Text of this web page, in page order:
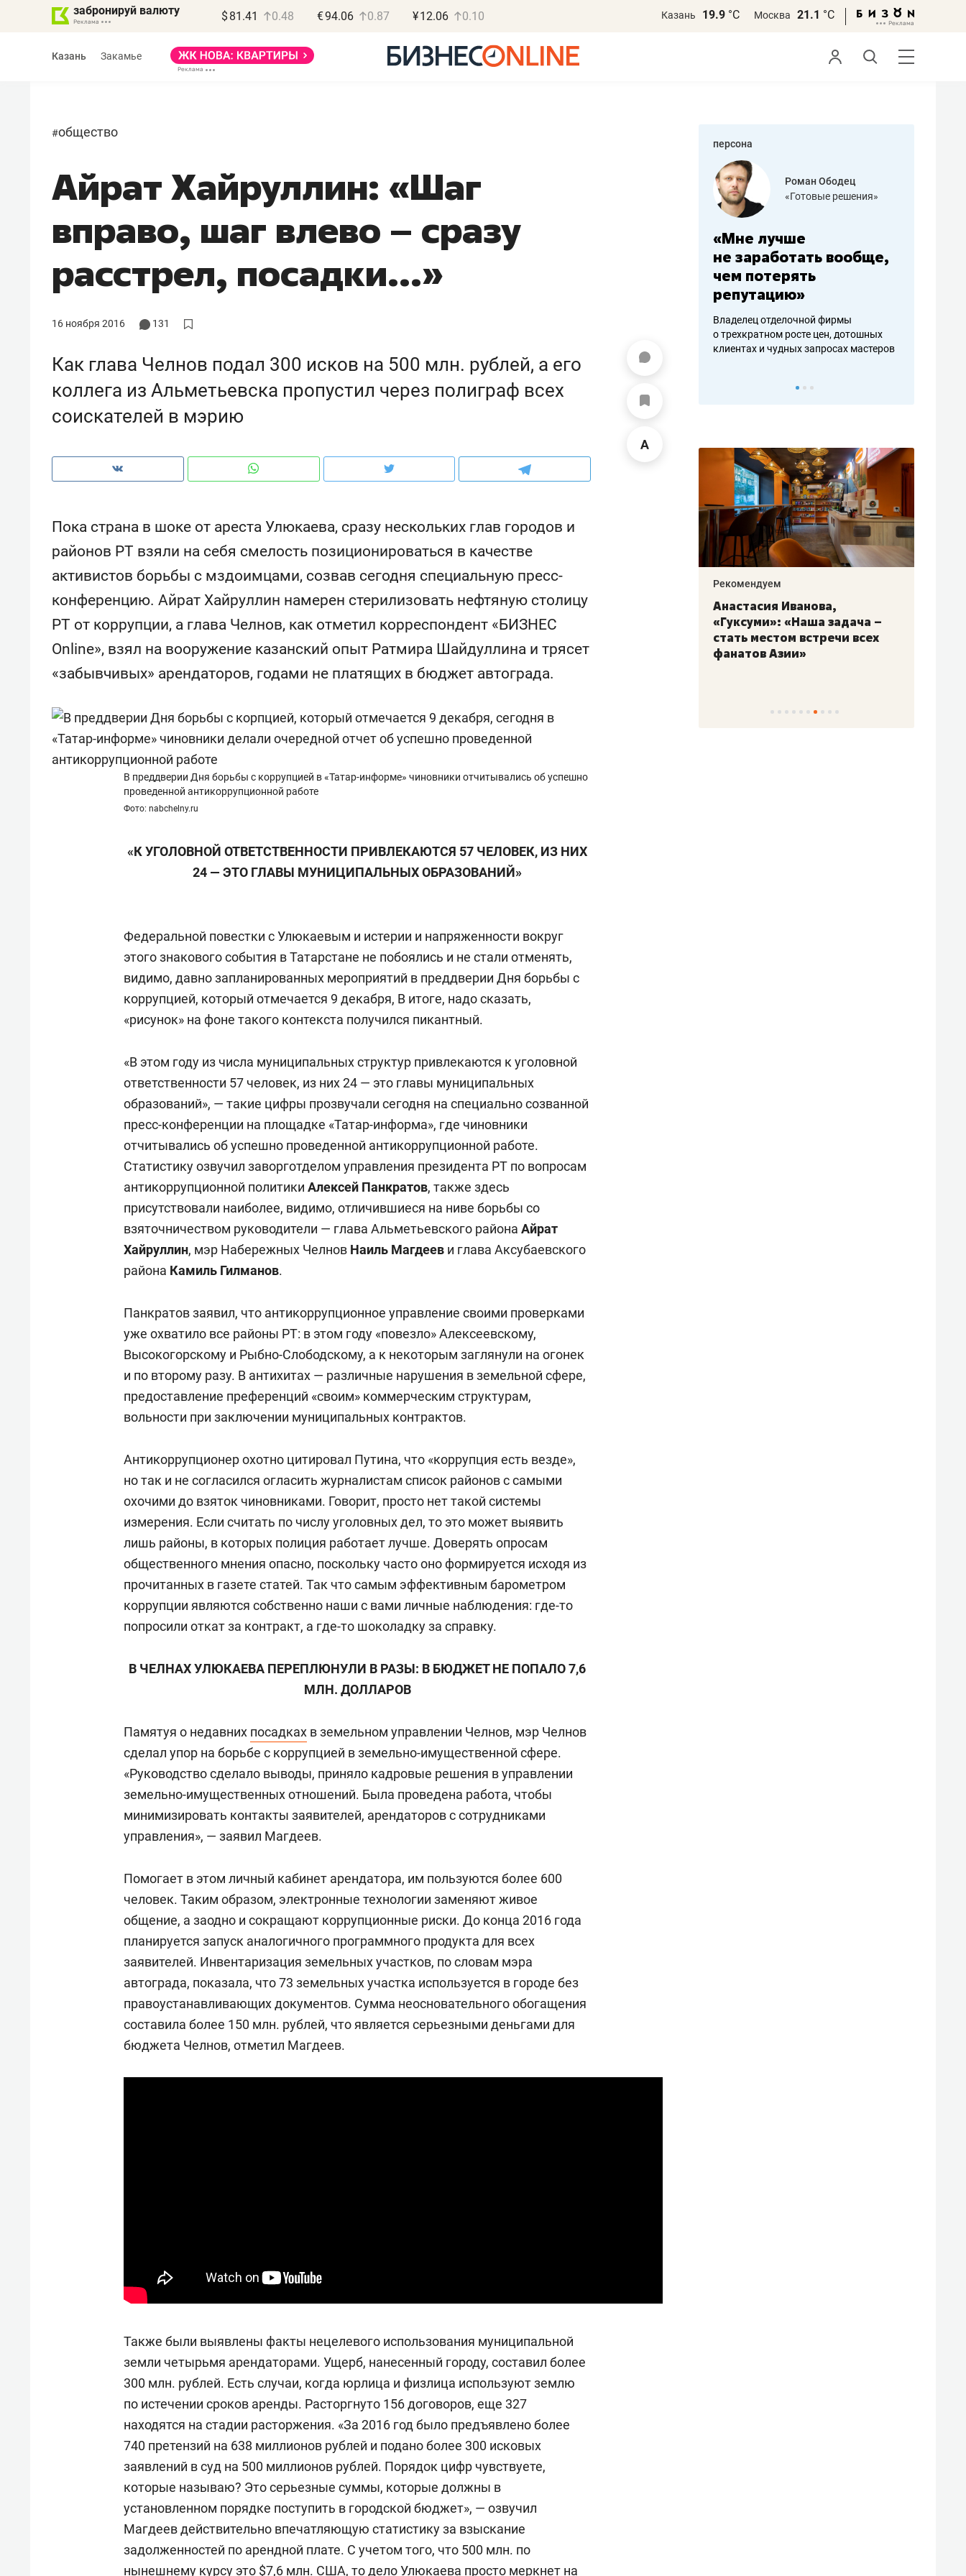
забронируй валюту $ 81.41 0.48 €94.06 0.87 ¥12.06 0.10 Казань 19.9 °С Москва 21.1 °С
Казань Закамье
#общество
Айрат Хайруллин: «Шаг
вправо, шаг влево – сразу
расстрел, посадки...»
16 ноября 2016 131
Как глава Челнов подал 300 исков на 500 млн. рублей, а его
коллега из Альметьевска пропустил через полиграф всех
соискателей в мэрию
Пока страна в шоке от ареста Улюкаева, сразу нескольких глав городов и
районов РТ взяли на себя смелость позиционироваться в качестве
активистов борьбы с мздоимцами, созвав сегодня специальную пресс-
конференцию. Айрат Хайруллин намерен стерилизовать нефтяную столицу
РТ от коррупции, а глава Челнов, как отметил корреспондент «БИЗНЕС
Online», взял на вооружение казанский опыт Ратмира Шайдуллина и трясет
«забывчивых» арендаторов, годами не платящих в бюджет автограда.
В преддверии Дня борьбы с коррупцией в «Татар-информе» чиновники отчитывались об успешно
проведенной антикоррупционной работе
Фото: nabchelny.ru
«К УГОЛОВНОЙ ОТВЕТСТВЕННОСТИ ПРИВЛЕКАЮТСЯ 57 ЧЕЛОВЕК, ИЗ НИХ
24 — ЭТО ГЛАВЫ МУНИЦИПАЛЬНЫХ ОБРАЗОВАНИЙ»
Федеральной повестки с Улюкаевым и истерии и напряженности вокруг
этого знакового события в Татарстане не побоялись и не стали отменять,
видимо, давно запланированных мероприятий в преддверии Дня борьбы с
коррупцией, который отмечается 9 декабря, В итоге, надо сказать,
«рисунок» на фоне такого контекста получился пикантный.
«В этом году из числа муниципальных структур привлекаются к уголовной
ответственности 57 человек, из них 24 — это главы муниципальных
образований», — такие цифры прозвучали сегодня на специально созванной
пресс-конференции на площадке «Татар-информа», где чиновники
отчитывались об успешно проведенной антикоррупционной работе.
Статистику озвучил заворготделом управления президента РТ по вопросам
антикоррупционной политики Алексей Панкратов, также здесь
присутствовали наиболее, видимо, отличившиеся на ниве борьбы со
взяточничеством руководители — глава Альметьевского района Айрат
Хайруллин, мэр Набережных Челнов Наиль Магдеев и глава Аксубаевского
района Камиль Гилманов.
Панкратов заявил, что антикоррупционное управление своими проверками
уже охватило все районы РТ: в этом году «повезло» Алексеевскому,
Высокогорскому и Рыбно-Cлободскому, а к некоторым заглянули на огонек
и по второму разу. В антихитах — различные нарушения в земельной сфере,
предоставление преференций «своим» коммерческим структурам,
вольности при заключении муниципальных контрактов.
Антикоррупционер охотно цитировал Путина, что «коррупция есть везде»,
но так и не согласился огласить журналистам список районов с самыми
охочими до взяток чиновниками. Говорит, просто нет такой системы
измерения. Если считать по числу уголовных дел, то это может выявить
лишь районы, в которых полиция работает лучше. Доверять опросам
общественного мнения опасно, поскольку часто оно формируется исходя из
прочитанных в газете статей. Так что самым эффективным барометром
коррупции являются собственно наши с вами личные наблюдения: где-то
попросили откат за контракт, а где-то шоколадку за справку.
В ЧЕЛНАХ УЛЮКАЕВА ПЕРЕПЛЮНУЛИ В РАЗЫ: В БЮДЖЕТ НЕ ПОПАЛО 7,6
МЛН. ДОЛЛАРОВ
Памятуя о недавних посадках в земельном управлении Челнов, мэр Челнов
сделал упор на борьбе с коррупцией в земельно-имущественной сфере.
«Руководство сделало выводы, приняло кадровые решения в управлении
земельно-имущественных отношений. Была проведена работа, чтобы
минимизировать контакты заявителей, арендаторов с сотрудниками
управления», — заявил Магдеев.
Помогает в этом личный кабинет арендатора, им пользуются более 600
человек. Таким образом, электронные технологии заменяют живое
общение, а заодно и сокращают коррупционные риски. До конца 2016 года
планируется запуск аналогичного программного продукта для всех
заявителей. Инвентаризация земельных участков, по словам мэра
автограда, показала, что 73 земельных участка используется в городе без
правоустанавливающих документов. Сумма неосновательного обогащения
составила более 150 млн. рублей, что является серьезными деньгами для
бюджета Челнов, отметил Магдеев.
Также были выявлены факты нецелевого использования муниципальной
земли четырьмя арендаторами. Ущерб, нанесенный городу, составил более
300 млн. рублей. Есть случаи, когда юрлица и физлица используют землю
по истечении сроков аренды. Расторгнуто 156 договоров, еще 327
находятся на стадии расторжения. «За 2016 год было предъявлено более
740 претензий на 638 миллионов рублей и подано более 300 исковых
заявлений в суд на 500 миллионов рублей. Порядок цифр чувствуете,
которые называю? Это серьезные суммы, которые должны в
установленном порядке поступить в городской бюджет», — озвучил
Магдеев действительно впечатляющую статистику за взыскание
задолженностей по арендной плате. С учетом того, что 500 млн. по
нынешнему курсу это $7,6 млн. США, то дело Улюкаева просто меркнет на
персона
Роман Ободец
«Готовые решения»
«Мне лучше
не заработать вообще,
чем потерять
репутацию»
Владелец отделочной фирмы
о трехкратном росте цен, дотошных
клиентах и чудных запросах мастеров
Рекомендуем
«Прорывы случались каждые
30 метров»: как «Водоканал»
лечит подземные артерии
Казани
Рекомендуем
Не только про еду: как
гастрокомплекс «Кайт»
задает новый ритм
набережной Казанки
Рекомендуем
Элитный уровень в деталях
и бренд застройщика как
«Баркли» усиливает
«Резиденцию ДАН»
Рекомендуем
Анастасия Иванова,
«Гуксуми»: «Наша задача –
стать местом встречи всех
фанатов Азии»